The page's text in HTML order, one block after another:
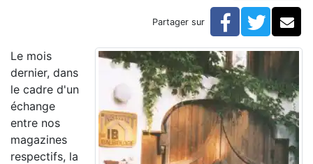
Le Royaume-Uni et l'Allemagne inspirent nos cousins
Partager sur Facebook
Le mois
dernier, dans
le cadre d'un
échange
entre nos
magazines
respectifs, la